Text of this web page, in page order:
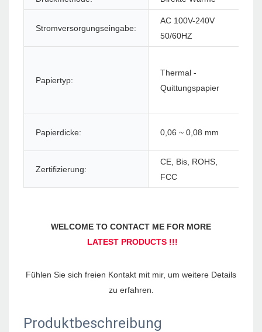
Stromversorgungseingabe:
AC 100V-240V
50/60HZ
Papiertyp:
Thermal -
Quittungspapier
Papierdicke: 0,06 ~ 0,08 mm
Zertifizierung:
CE, Bis, ROHS,
FCC
Fühlen Sie sich freien Kontakt mit mir, um weitere Details
Produktbeschreibung